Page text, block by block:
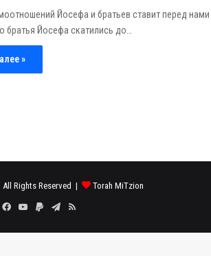
Йосефа и братьев ставит перед
братья Йосефа скатились до…
»
Rights Reserved | Torah MiTzion
FacebookYouTube
PaypalTelegram